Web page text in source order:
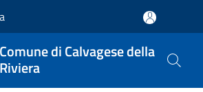
Comune di Calvagese della
Riviera